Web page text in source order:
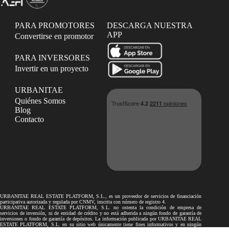
PARA PROMOTORES
Convertirse en promotor
PARA INVERSORES
Invertir en un proyecto
URBANITAE
Quiénes Somos
Blog
Contacto
DESCARGA NUESTRA
APP
URBANITAE REAL ESTATE PLATFORM, S.L., es un proveedor de servicios de financiación
participativa autorizada y regulada por CNMV, inscrita con número de registro 4.
URBANITAE REAL ESTATE PLATFORM, S.L. no ostenta la condición de empresa de
servicios de inversión, ni de entidad de crédito y no está adherida a ningún fondo de garantía de
inversiones o fondo de garantía de depósitos. La información publicada por URBANITAE REAL
ESTATE PLATFORM, S.L. en su sitio web únicamente tiene fines informativos y en ningún